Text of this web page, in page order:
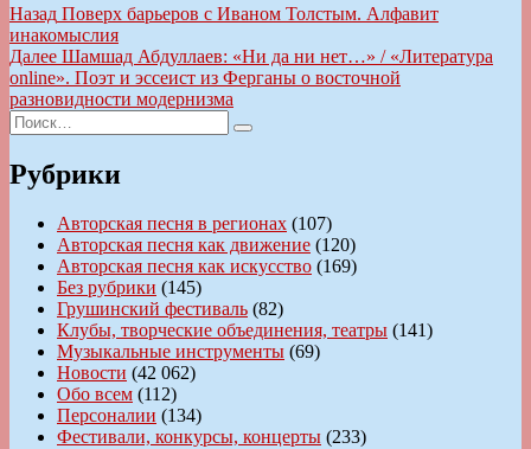
Навигация
по
записям
Назад Предыдущая
запись:
Поверх барьеров с Иваном Толстым. Алфавит
инакомыслия
Далее Следующая
запись:
Шамшад Абдуллаев: «Ни да ни нет…» / «Литература
online». Поэт и эссеист из Ферганы о восточной
разновидности модернизма
Искать:
Поиск
Рубрики
Авторская песня в регионах (107)
Авторская песня как движение (120)
Авторская песня как искусство (169)
Без рубрики (145)
Грушинский фестиваль (82)
Клубы, творческие объединения, театры (141)
Музыкальные инструменты (69)
Новости (42 062)
Обо всем (112)
Персоналии (134)
Фестивали, конкурсы, концерты (233)